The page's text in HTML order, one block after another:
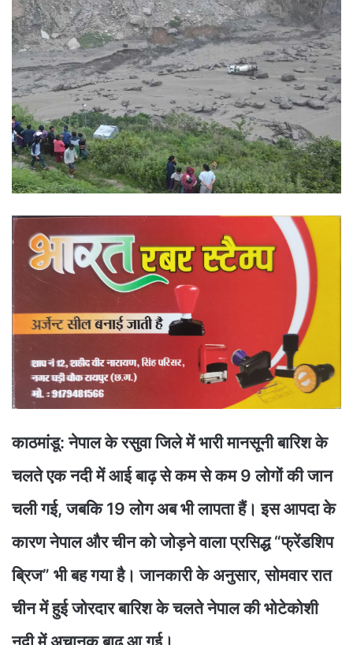
काठमांडू: नेपाल के रसुवा जिले में भारी मानसूनी बारिश के
चलते एक नदी में आई बाढ़ से कम से कम 9 लोगों की जान
चली गई, जबकि 19 लोग अब भी लापता हैं। इस आपदा के
कारण नेपाल और चीन को जोड़ने वाला प्रसिद्ध “फ्रेंडशिप
ब्रिज” भी बह गया है। जानकारी के अनुसार, सोमवार रात
चीन में हुई जोरदार बारिश के चलते नेपाल की भोटेकोशी